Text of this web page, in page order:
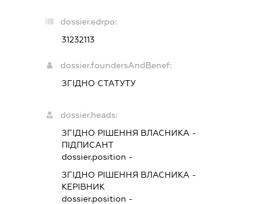
dossier.edrpo:
31232113
dossier.foundersAndBenef:
ЗГІДНО СТАТУТУ
dossier.heads:
ЗГІДНО РІШЕННЯ ВЛАСНИКА -
ПІДПИСАНТ
dossier.position -
ЗГІДНО РІШЕННЯ ВЛАСНИКА -
КЕРІВНИК
dossier.position -